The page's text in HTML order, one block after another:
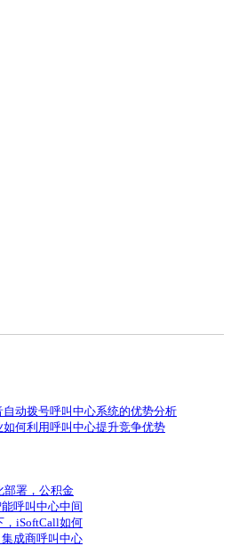
自动拨号呼叫中心系统的优势分析
如何利用呼叫中心提升竞争优势
部署，公积金
呼叫中心中间
，iSoftCall如何
成商呼叫中心